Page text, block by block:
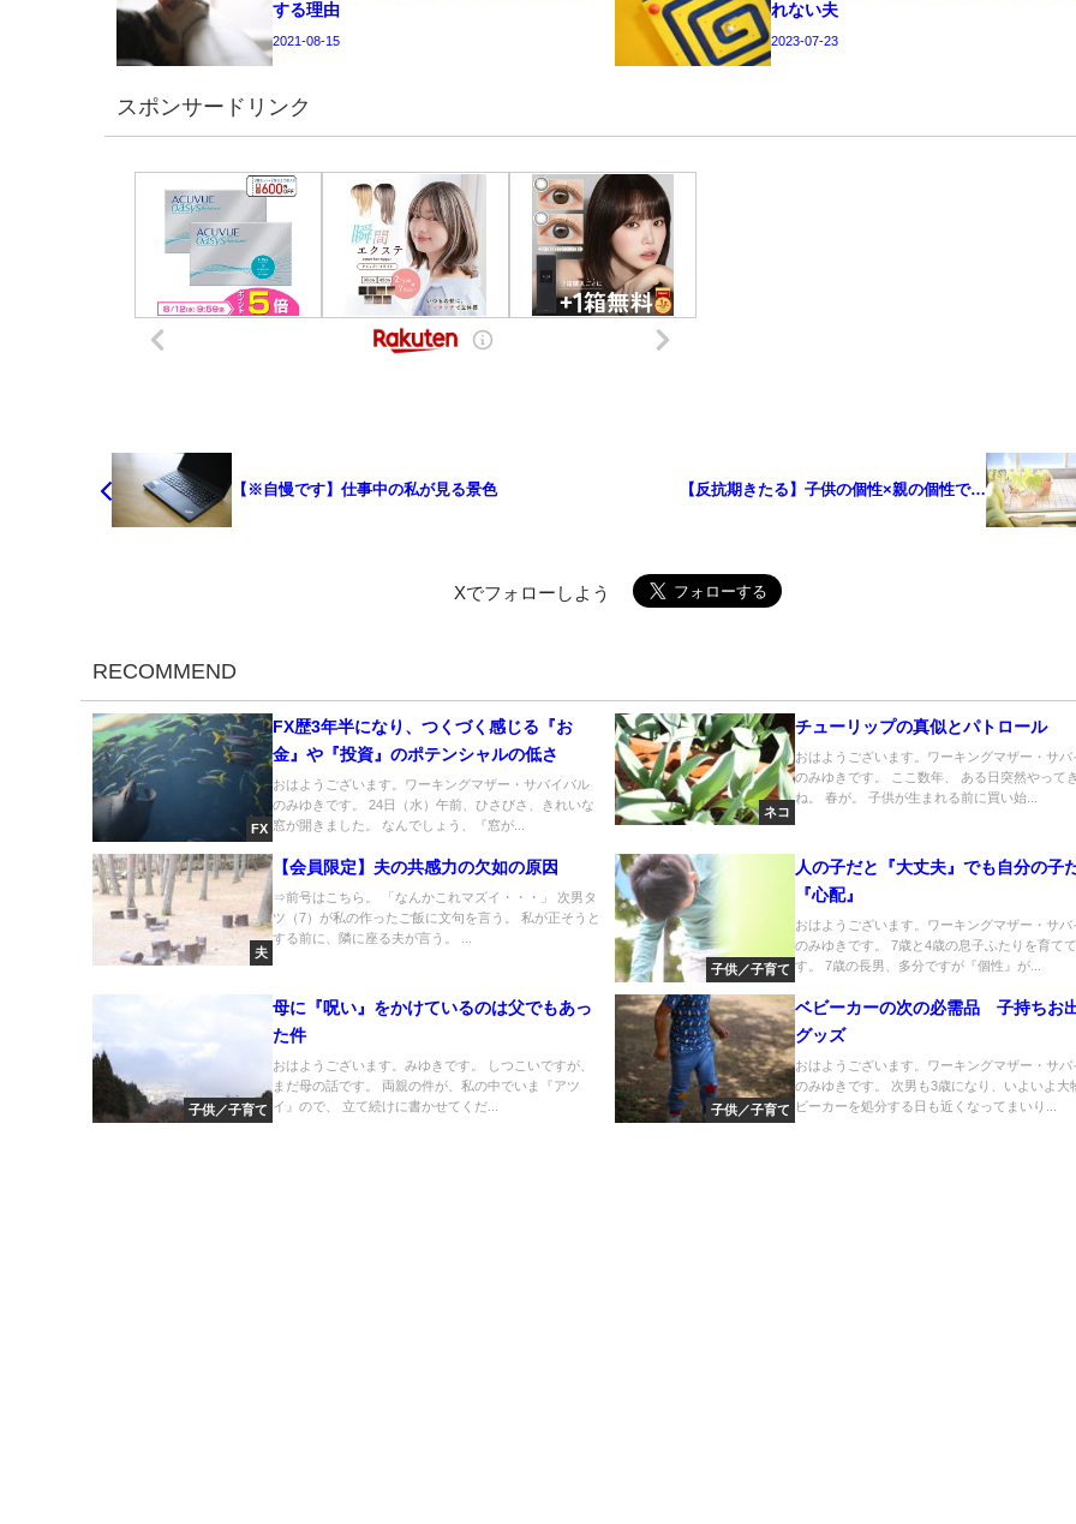
する理由
2021-08-15
れない夫
2023-07-23
スポンサードリンク
【※自慢です】仕事中の私が見る景色 【反抗期きたる】子供の個性×親の個性で…
Xでフォローしよう
RECOMMEND
FX
FX歴3年半になり、つくづく感じる『お
金』や『投資』のポテンシャルの低さ
おはようございます。ワーキングマザー・サバイバル
のみゆきです。 24日（水）午前、ひさびさ、きれいな
窓が開きました。 なんでしょう、『窓が...
ネコ
チューリップの真似とパトロール
おはようございます。ワーキングマザー・サバ
のみゆきです。 ここ数年、 ある日突然やって
ね。 春が。 子供が生まれる前に買い始...
夫
【会員限定】夫の共感力の欠如の原因
⇒前号はこちら。 「なんかこれマズイ・・・」 次男タ
ツ（7）が私の作ったご飯に文句を言う。 私が正そうと
する前に、隣に座る夫が言う。 ...
子供／子育て
人の子だと『大丈夫』でも自分の子
『心配』
おはようございます。ワーキングマザー・サバ
のみゆきです。 7歳と4歳の息子ふたりを育て
す。 7歳の長男、多分ですが『個性』が...
子供／子育て
母に『呪い』をかけているのは父でもあっ
た件
おはようございます。みゆきです。 しつこいですが、
まだ母の話です。 両親の件が、私の中でいま『アツ
イ』ので、 立て続けに書かせてくだ...
子供／子育て
ベビーカーの次の必需品 子持ちお
グッズ
おはようございます。ワーキングマザー・サバ
のみゆきです。 次男も3歳になり、いよいよ大
ビーカーを処分する日も近くなってまいり...